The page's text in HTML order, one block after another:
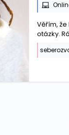
Věřím,
otázky.